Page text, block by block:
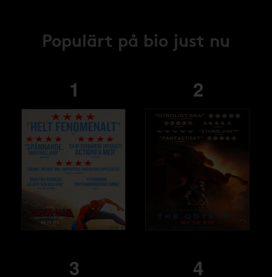
Populärt på bio just nu
1 2
3 4